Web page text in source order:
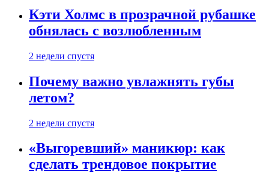
Кэти Холмс в прозрачной рубашке
обнялась с возлюбленным
2 недели спустя
Почему важно увлажнять губы
летом?
2 недели спустя
«Выгоревший» маникюр: как
сделать трендовое покрытие